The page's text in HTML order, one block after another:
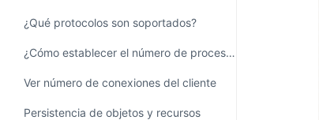
¿Qué protocolos son soportados?
¿Cómo establecer el número de procesos?
Ver número de conexiones del cliente
Persistencia de objetos y recursos